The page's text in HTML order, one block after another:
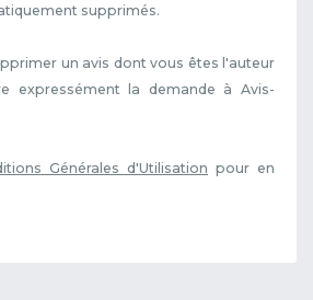
supprimés.
un avis dont vous êtes l'auteur
expressément la demande à Avis-
Générales d'Utilisation pour en